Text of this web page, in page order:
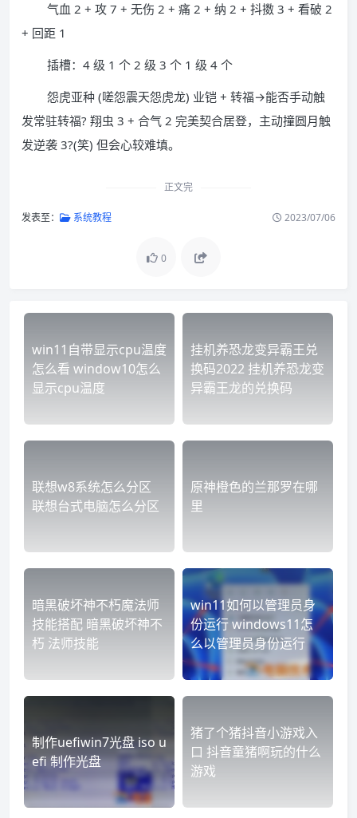
气血 2 + 攻 7 + 无伤 2 + 痛 2 + 纳 2 + 抖擞 3 + 看破 2
+ 回距 1
插槽：4 级 1 个 2 级 3 个 1 级 4 个
怨虎亚种 (嗟怨震天怨虎龙) 业铠 + 转福→能否手动触
发常驻转福? 翔虫 3 + 合气 2 完美契合居登，主动撞圆月触
发逆袭 3?(笑) 但会心较难填。
正文完
发表至： 系统教程 2023/07/06
0
win11自带显示cpu温度
怎么看 window10怎么
显示cpu温度
挂机养恐龙变异霸王兑
换码2022 挂机养恐龙变
异霸王龙的兑换码
联想w8系统怎么分区
联想台式电脑怎么分区
原神橙色的兰那罗在哪
里
暗黑破坏神不朽魔法师
技能搭配 暗黑破坏神不
朽 法师技能
win11如何以管理员身
份运行 windows11怎
么以管理员身份运行
制作uefiwin7光盘 iso u
efi 制作光盘
猪了个猪抖音小游戏入
口 抖音童猪啊玩的什么
游戏